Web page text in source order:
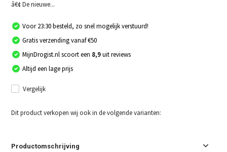
â€¢ De nieuwe...
Voor 23:30 besteld, zo snel mogelijk verstuurd!
Gratis verzending vanaf €50
MijnDrogist.nl scoort een 8,9uit reviews
Altijd een lage prijs
Vergelijk
Dit product verkopen wij ook in de volgende varianten:
Productomschrijving